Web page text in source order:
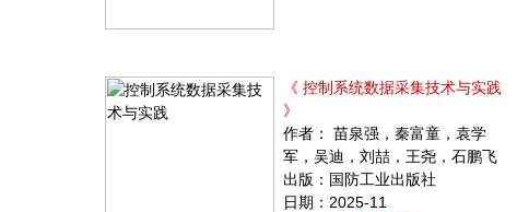
《 控制系统数据采集技术与实践
》
作者： 苗泉强，秦富童，袁学
军，吴迪，刘喆，王尧，石鹏飞
出版：国防工业出版社
日期：2025-11